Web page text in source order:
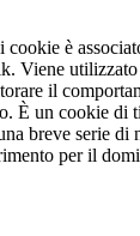
cookie è
Viene utilizzato
il
È un cookie di
breve serie di
per il